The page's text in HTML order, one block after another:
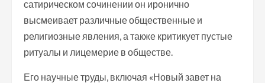
сатирическом сочинении он иронично
высмеивает различные общественные и
религиозные явления, а также критикует пустые
ритуалы и лицемерие в обществе.
Его научные труды, включая «Новый завет на